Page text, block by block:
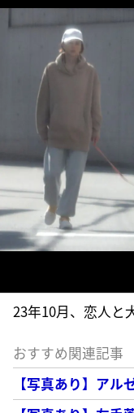
23年10月、恋人と
おすすめ関連記事
【写真あり】ア